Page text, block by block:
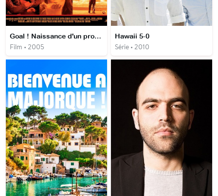
Goal ! Naissance d'un prodige
Film • 2005
Hawaii 5-0
Série • 2010